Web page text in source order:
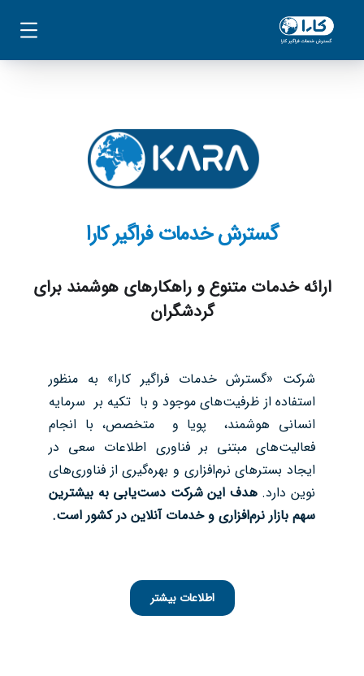
گسترش خدمات فراگیر کارا
ارائه خدمات متنوع و راهکارهای هوشمند برای
گردشگران
شرکت «گسترش خدمات فراگیر کارا» به منظور
استفاده از ظرفیت‌‌های موجود و با تکیه‌ بر سرمایه
انسانی هوشمند، پویا و متخصص، با انجام
فعالیت‌های مبتنی بر فناوری اطلاعات سعی در
ایجاد بسترهای نرم‌افزاری و بهره‌گیری از فناوری‌های
نوین دارد.هدف این شرکت دست‌یابی به بیشترین
سهم بازار نرم‌افزاری و خدمات آنلاین در کشور است.
اطلاعات بیشتر